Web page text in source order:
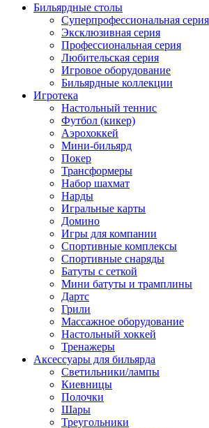
Бильярдные столы
Суперпрофессиональная серия
Эксклюзивная серия
Профессиональная серия
Любительская серия
Игровое оборудование
Бильярдные коллекции
Игротека
Настольный теннис
Футбол (кикер)
Аэрохоккей
Мини-бильярд
Покер
Трансформеры
Набор шахмат
Нарды
Игральные карты
Домино
Игры для компании
Спортивные комплексы
Спортивные снаряды
Батуты с сеткой
Мини батуты и трамплины
Дартс
Грили
Массажное оборудование
Настольный хоккей
Тренажеры
Аксессуары для бильярда
Светильники/лампы
Киевницы
Полочки
Шары
Треугольники